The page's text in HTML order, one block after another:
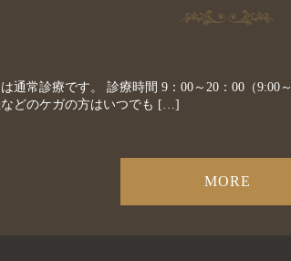
通常診療です。 診療時間 9：00～20：00（
どのケガの方はいつでも […]
MORE